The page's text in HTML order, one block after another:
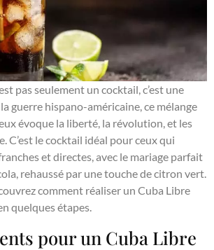
pas seulement un cocktail, c’est une
guerre hispano-américaine, ce mélange
évoque la liberté, la révolution, et les
C’est le cocktail idéal pour ceux qui
et directes, avec le mariage parfait
rehaussé par une touche de citron vert.
comment réaliser un Cuba Libre
quelques étapes.
pour un Cuba Libre